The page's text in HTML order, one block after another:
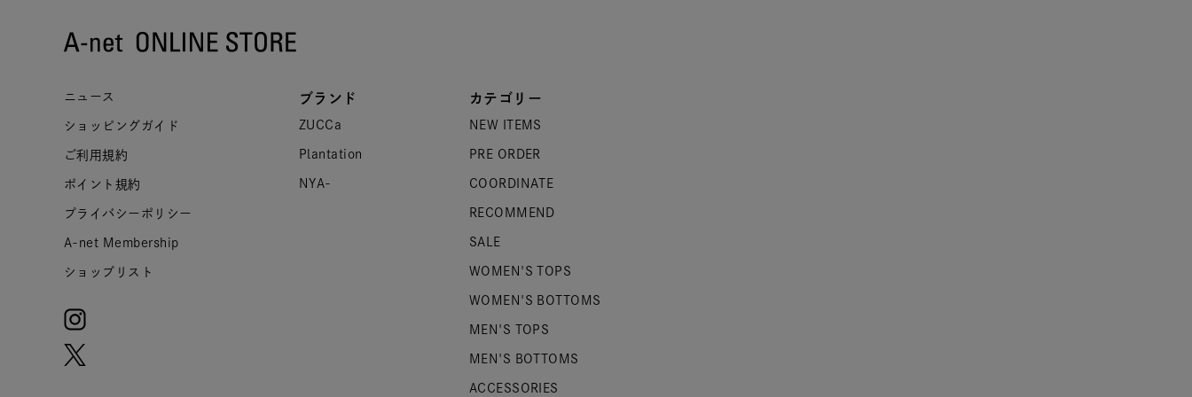
ニュース
ショッピングガイド
ご利用規約
ポイント規約
プライバシーポリシー
A-net Membership
ショップリスト
ブランド
ZUCCa
Plantation
NYA-
カテゴリー
NEW ITEMS
PRE ORDER
COORDINATE
RECOMMEND
SALE
WOMEN'S TOPS
WOMEN'S BOTTOMS
MEN'S TOPS
MEN'S BOTTOMS
ACCESSORIES